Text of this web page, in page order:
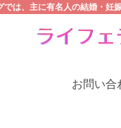
では、主に有名人の結婚・妊
お問い合